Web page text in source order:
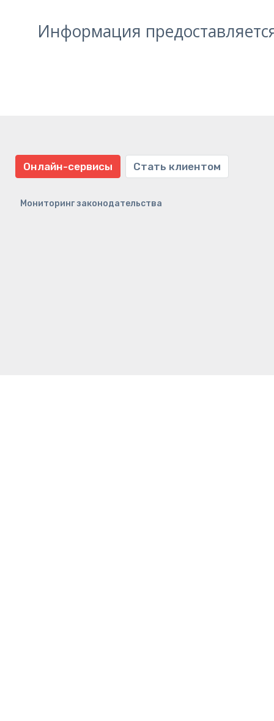
Информация
Онлайн-сервисы Стать клиентом
Мониторинг законодательства